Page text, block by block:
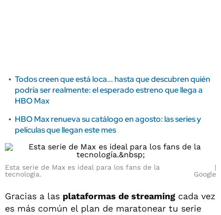
Todos creen que está loca... hasta que descubren quién
podría ser realmente: el esperado estreno que llega a
HBO Max
HBO Max renueva su catálogo en agosto: las series y
películas que llegan este mes
Esta serie de Max es ideal para los fans de la
tecnología.
Google
Gracias a las plataformas de streaming cada vez
es más común el plan de maratonear tu serie